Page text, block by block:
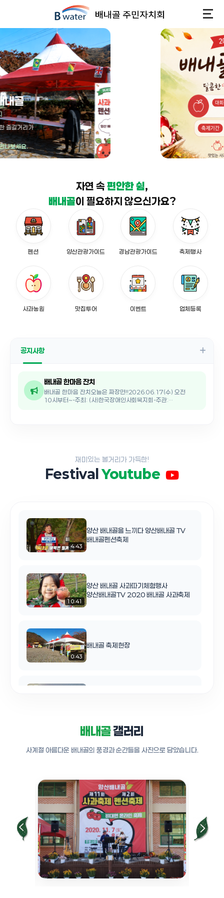
자연 속 편안한 쉼,
배내골이 필요하지 않으신가요?
펜션 양산관광가이드 경남관광가이드 축제행사
사과농원 맛집투어 이벤트 업체등록
공지사항
배내골 한마음 잔치
배내골 한마음 잔치오늘은 짜장면!!2026.06.17(수) 오전
10시부터~-주최: (사)한국장애인사회복지회-주관:
재미있는 볼거리가 가득한!
FestivalYoutube
4:43
양산 배내골을 느끼다 양산배내골 TV
배내골펜션축제
10:41
양산 배내골 사과따기체험행사
양산배내골TV 2020 배내골 사과축제
0:43
배내골 축제현장
양산 배내골 사과펜션축제현장 주변환경
0:11
양산배내골 사과펜션축제 드론영상
2일차 판매점
0:50
양산 배내골TV 2020 배내골 사과 펜션
축제 배내골 사과농장
배내골갤러리
사계절 아름다운 배내골의 풍경과 순간들을 사진으로 담았습니다.